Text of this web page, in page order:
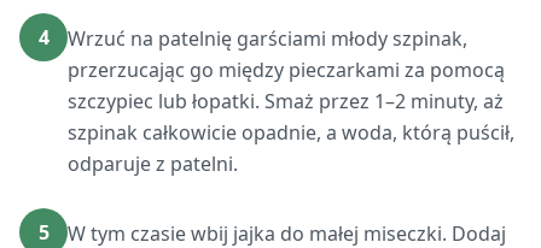
4
Wrzuć na patelnię garściami młody szpinak,
przerzucając go między pieczarkami za pomocą
szczypiec lub łopatki. Smaż przez 1–2 minuty, aż
szpinak całkowicie opadnie, a woda, którą puścił,
odparuje z patelni.
5
W tym czasie wbij jajka do małej miseczki. Dodaj